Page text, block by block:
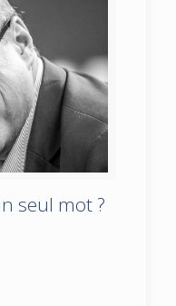
mot ? Merci.
seul mot ?